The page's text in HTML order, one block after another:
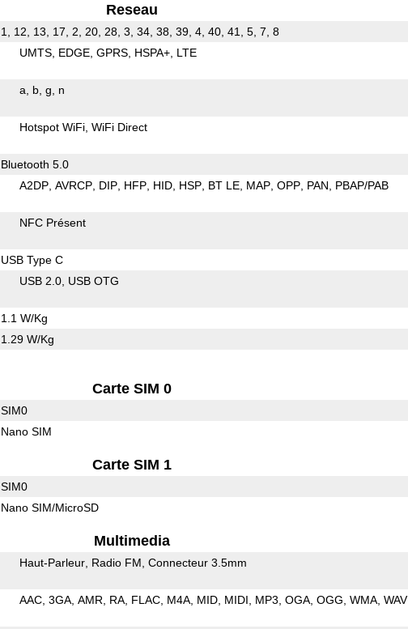
Reseau
1, 12, 13, 17, 2, 20, 28, 3, 34, 38, 39, 4, 40, 41, 5, 7, 8
UMTS EDGE GPRS HSPA+ LTE
a b g n
Hotspot WiFi WiFi Direct
Bluetooth 5.0
A2DP AVRCP DIP HFP HID HSP BT LE MAP OPP PAN PBAP/PAB
NFC Présent
USB Type C
USB 2.0 USB OTG
1.1 W/Kg
1.29 W/Kg
Carte SIM 0
SIM0
Nano SIM
Carte SIM 1
SIM0
Nano SIM/MicroSD
Multimedia
Haut-Parleur Radio FM Connecteur 3.5mm
AAC 3GA AMR RA FLAC M4A MID MIDI MP3 OGA OGG WMA WAV